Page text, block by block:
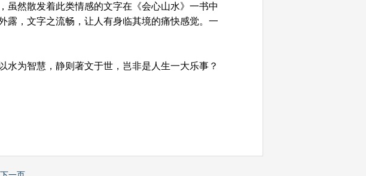
虽然散发着此类情感的文字在《会心山水》一书中
露，文字之流畅，让人有身临其境的痛快感觉。一
为智慧，静则著文于世，岂非是人生一大乐事？